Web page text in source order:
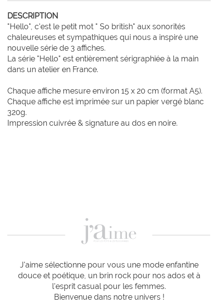
DESCRIPTION
"Hello", c'est le petit mot " So british" aux sonorités
chaleureuses et sympathiques qui nous a inspiré une
nouvelle série de 3 affiches.
La série "Hello" est entièrement sérigraphiée à la main
dans un atelier en France.
Chaque affiche mesure environ 15 x 20 cm (format A5).
Chaque affiche est imprimée sur un papier vergé blanc
320g.
Impression cuivrée & signature au dos en noire.
J'aime sélectionne pour vous une mode enfantine
douce et poétique, un brin rock pour nos ados et à
l'esprit casual pour les femmes.
Bienvenue dans notre univers !